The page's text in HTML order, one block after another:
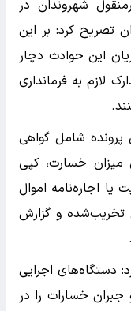
شهروندان در
تصریح کرد: بر این
این حوادث دچار
لازم به فرمانداری
پرونده شامل گواهی
میزان خسارت، کپی
یا اجاره‌نامه اموال
تخریب‌شده و گزارش
دستگاه‌های اجرایی
خسارات را در